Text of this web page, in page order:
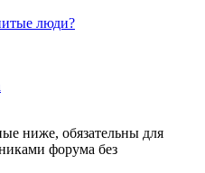
люди?
ниже, обязательны для
форума без